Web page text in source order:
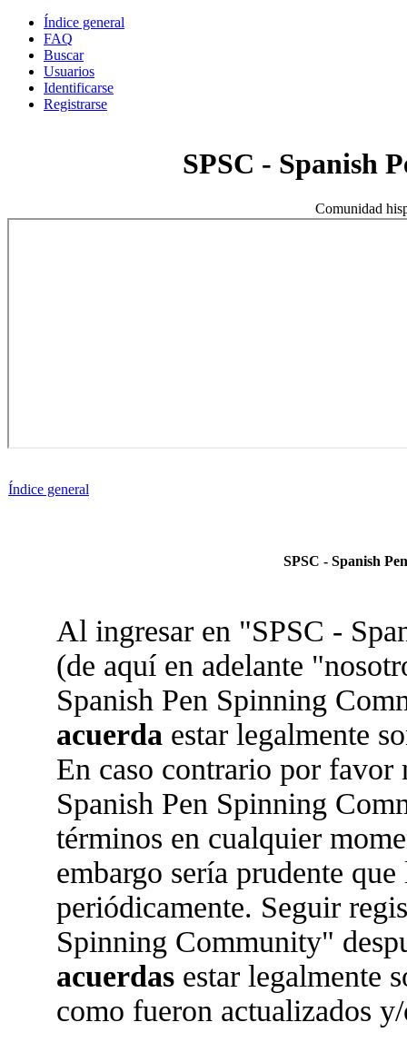
Índice general
FAQ
Buscar
Usuarios
Identificarse
Registrarse
SPSC - Spanish
Comunidad
Índice general
SPSC - Spanish
Al ingresar en "SPSC -
(de aquí en adelante
Spanish Pen Spinning
acuerda estar legalmente
En caso contrario por favor
Spanish Pen Spinning
términos en cualquier
embargo sería prudente
periódicamente. Seguir
Spinning Community"
acuerdas estar legalmente
como fueron actualizados